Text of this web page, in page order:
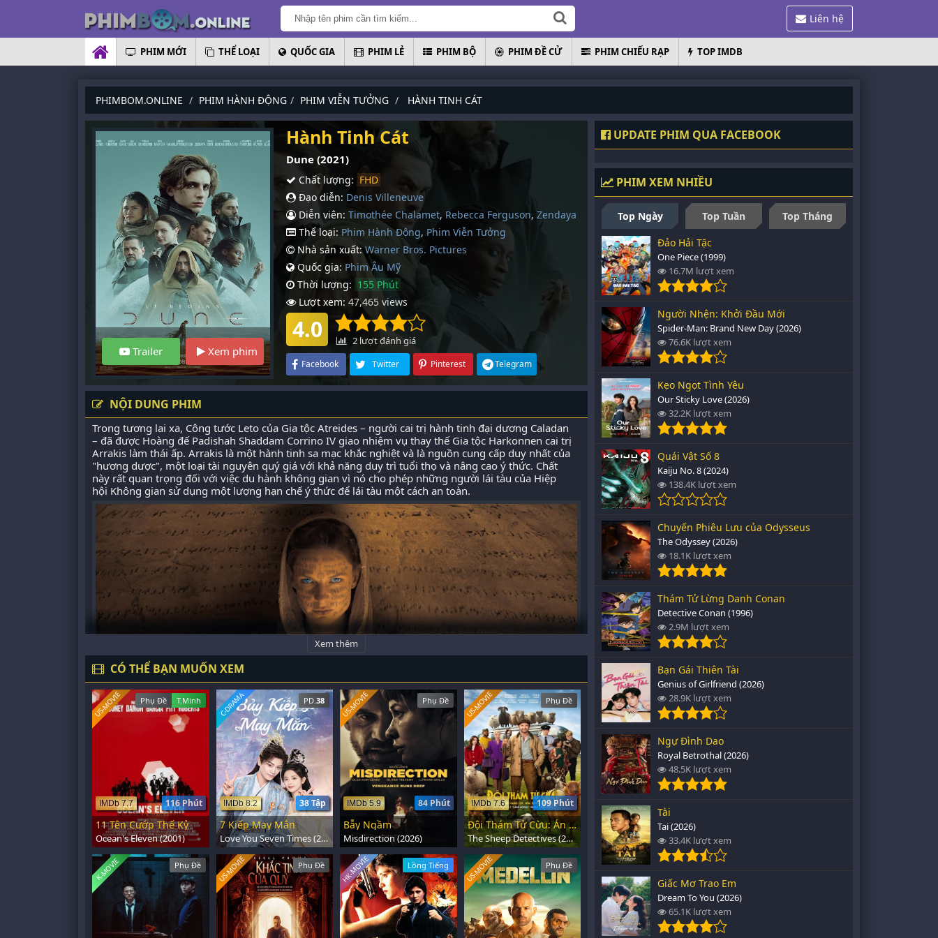
Liên hệ
PHIM MỚI THỂ LOẠI QUỐC GIA PHIM LẺ PHIM BỘ PHIM ĐỀ CỬ PHIM CHIẾU RẠP TOP IMDB
PHIMBOM.ONLINE PHIM HÀNH ĐỘNG PHIM VIỄN TƯỞNG HÀNH TINH CÁT
Trailer Xem phim
Hành Tinh Cát
Dune (2021)
Chất lượng: FHD
Đạo diễn: Denis Villeneuve
Diễn viên: Timothée Chalamet, Rebecca Ferguson, Zendaya
Thể loại: Phim Hành Động, Phim Viễn Tưởng
Nhà sản xuất: Warner Bros. Pictures
Quốc gia: Phim Âu Mỹ
Thời lượng: 155 Phút
Lượt xem: 47,465 views
4.0 2 lượt đánh giá
Facebook Twitter Pinterest Telegram
NỘI DUNG PHIM
Trong tương lai xa, Công tước Leto của Gia tộc Atreides – người cai trị hành tinh đại dương Caladan
– đã được Hoàng đế Padishah Shaddam Corrino IV giao nhiệm vụ thay thế Gia tộc Harkonnen cai trị
Arrakis làm thái ấp. Arrakis là một hành tinh sa mạc khắc nghiệt và là nguồn cung cấp duy nhất của
"hương dược", một loại tài nguyên quý giá với khả năng duy trì tuổi thọ và nâng cao ý thức. Chất
này rất quan trọng đối với việc du hành không gian vì nó cho phép những người lái tàu của Hiệp
hội Không gian sử dụng một lượng hạn chế ý thức để lái tàu một cách an toàn.
Xem thêm
CÓ THỂ BẠN MUỐN XEM
Phụ Đề T.Minh
116 Phút
IMDb 7.7
US-MOVIE
11 Tên Cướp Thế Kỷ
Ocean's Eleven (2001)
PD. 38
38 Tập
IMDb 8.2
C-DRAMA
7 Kiếp May Mắn
Love You Seven Times (2023)
Phụ Đề
84 Phút
IMDb 5.9
US-MOVIE
Bẫy Ngầm
Misdirection (2026)
Phụ Đề
109 Phút
IMDb 7.6
US-MOVIE
Đội Thám Tử Cừu: Án Mạng Lúc Nửa Đêm
The Sheep Detectives (2026)
Phụ Đề
K-MOVIE Phụ Đề
US-MOVIE Lồng Tiếng
HK-MOVIE Phụ Đề
US-MOVIE
UPDATE PHIM QUA FACEBOOK
PHIM XEM NHIỀU
Top Ngày Top Tuần
Top Tháng
Đảo Hải Tặc
One Piece (1999)
16.7M lượt xem
Người Nhện: Khởi Đầu Mới
Spider-Man: Brand New Day (2026)
76.6K lượt xem
Kẹo Ngọt Tình Yêu
Our Sticky Love (2026)
32.2K lượt xem
Quái Vật Số 8
Kaiju No. 8 (2024)
138.4K lượt xem
Chuyến Phiêu Lưu của Odysseus
The Odyssey (2026)
18.1K lượt xem
Thám Tử Lừng Danh Conan
Detective Conan (1996)
2.9M lượt xem
Bạn Gái Thiên Tài
Genius of Girlfriend (2026)
28.9K lượt xem
Ngự Đình Dao
Royal Betrothal (2026)
48.5K lượt xem
Tài
Tai (2026)
33.4K lượt xem
Giấc Mơ Trao Em
Dream To You (2026)
65.1K lượt xem